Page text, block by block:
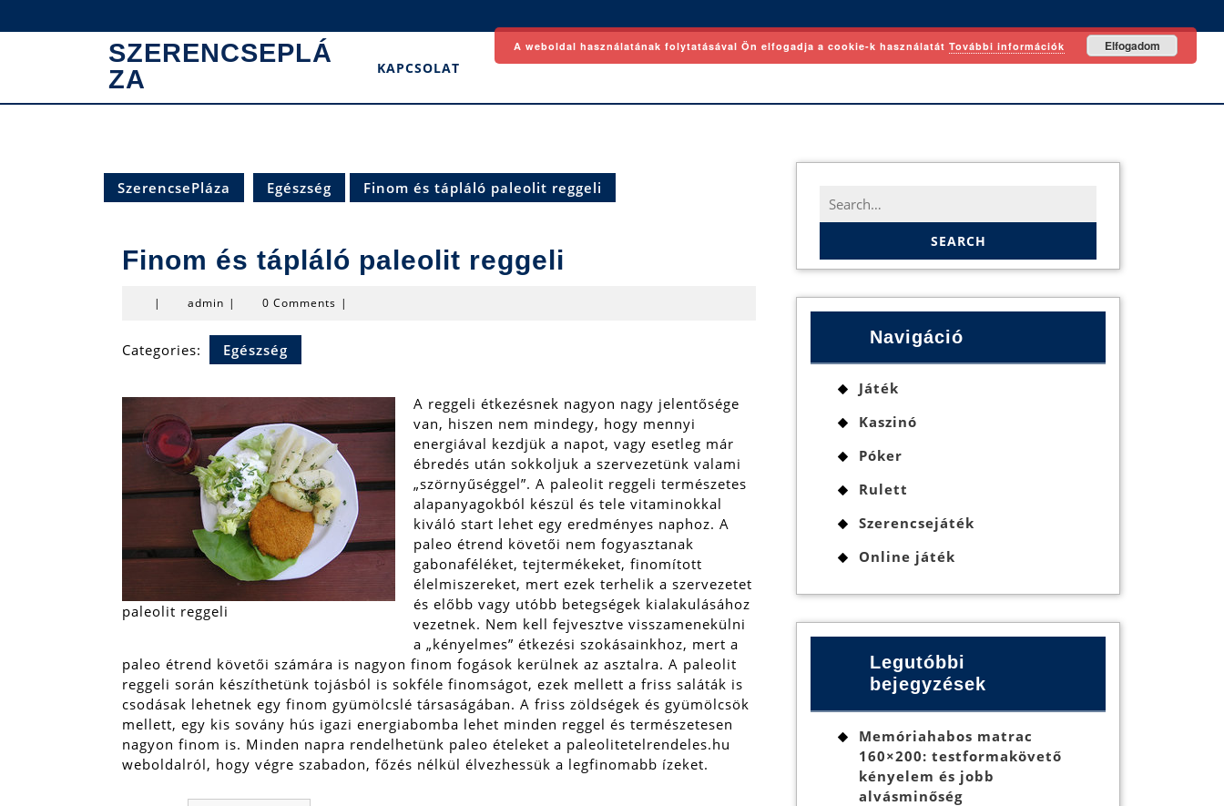
to
SZERENCSEPLÁ
ZA
KAPCSOLAT
SzerencsePláza Egészség Finom és tápláló paleolit reggeli
Finom és tápláló paleolit reggeli
| admin admin
| 0 Comments |
Categories: Egészség
paleolit reggeli
A reggeli étkezésnek nagyon nagy jelentősége
van, hiszen nem mindegy, hogy mennyi
energiával kezdjük a napot, vagy esetleg már
ébredés után sokkoljuk a szervezetünk valami
„szörnyűséggel”. A paleolit reggeli természetes
alapanyagokból készül és tele vitaminokkal
kiváló start lehet egy eredményes naphoz. A
paleo étrend követői nem fogyasztanak
gabonaféléket, tejtermékeket, finomított
élelmiszereket, mert ezek terhelik a szervezetet
és előbb vagy utóbb betegségek kialakulásához
vezetnek. Nem kell fejvesztve visszamenekülni
a „kényelmes” étkezési szokásainkhoz, mert a
paleo étrend követői számára is nagyon finom fogások kerülnek az asztalra. A paleolit
reggeli során készíthetünk tojásból is sokféle finomságot, ezek mellett a friss saláták is
csodásak lehetnek egy finom gyümölcslé társaságában. A friss zöldségek és gyümölcsök
mellett, egy kis sovány hús igazi energiabomba lehet minden reggel és természetesen
nagyon finom is. Minden napra rendelhetünk paleo ételeket a paleolitetelrendeles.hu
weboldalról, hogy végre szabadon, főzés nélkül élvezhessük a legfinomabb ízeket.
Search
for:
Navigáció
Játék
Kaszinó
Póker
Rulett
Szerencsejáték
Online játék
Legutóbbi
bejegyzések
Memóriahabos matrac
160×200: testformakövető
kényelem és jobb
alvásminőség
A weboldal használatának folytatásával Ön elfogadja a cookie-k használatát További információk Elfogadom